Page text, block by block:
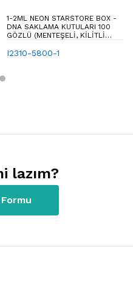
1-2ML NEON STARSTORE BOX -
DNA SAKLAMA KUTULARI 100
GÖZLÜ (MENTEŞELI, KILITLI
I2310-5800-1
lazım?